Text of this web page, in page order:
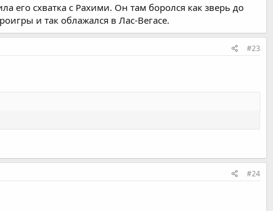
его схватка с Рахими. Он там боролся как зверь до
и так облажался в Лас-Вегасе.
#23
#24